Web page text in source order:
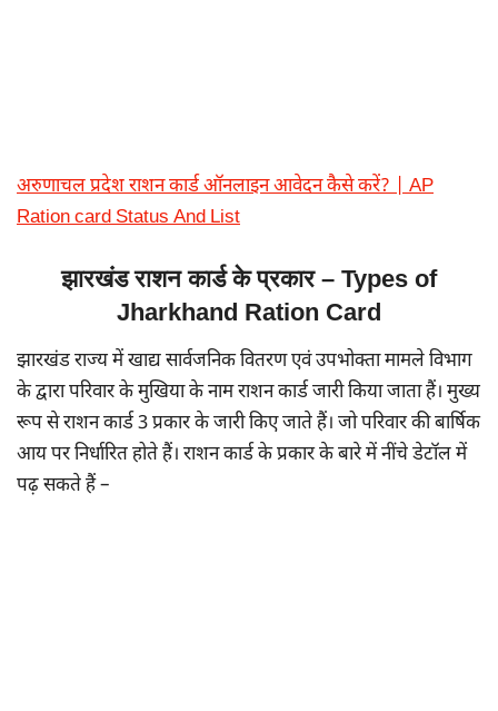
अरुणाचल प्रदेश राशन कार्ड ऑनलाइन आवेदन कैसे करें? | AP
Ration card Status And List
झारखंड राशन कार्ड के प्रकार – Types of
Jharkhand Ration Card
झारखंड राज्य में खाद्य सार्वजनिक वितरण एवं उपभोक्ता मामले विभाग
के द्वारा परिवार के मुखिया के नाम राशन कार्ड जारी किया जाता हैं। मुख्य
रूप से राशन कार्ड 3 प्रकार के जारी किए जाते हैं। जो परिवार की बार्षिक
आय पर निर्धारित होते हैं। राशन कार्ड के प्रकार के बारे में नींचे डेटॉल में
पढ़ सकते हैं –